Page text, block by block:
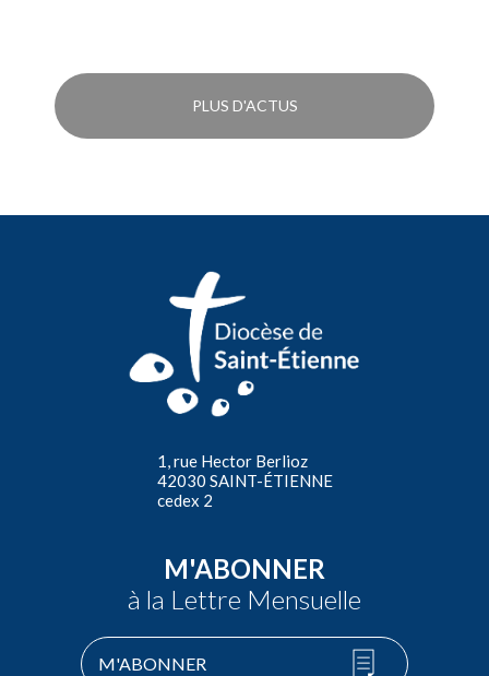
PLUS D'ACTUS
1, rue Hector Berlioz
42030 SAINT-ÉTIENNE
cedex 2
M'ABONNER
à la Lettre Mensuelle
M'ABONNER